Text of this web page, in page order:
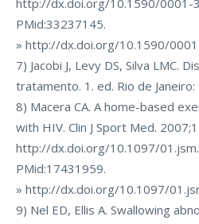
http://dx.doi.org/10.1590/0001-
PMid:33237145.
» http://dx.doi.org/10.1590/
7) Jacobi J, Levy DS, Silva LMC.
tratamento. 1. ed. Rio de
8) Macera CA. A home-based
with HIV. Clin J Sport Med.
http://dx.doi.org/10.1097/
PMid:17431959.
» http://dx.doi.org/10.1097/
9) Nel ED, Ellis A. Swallowing